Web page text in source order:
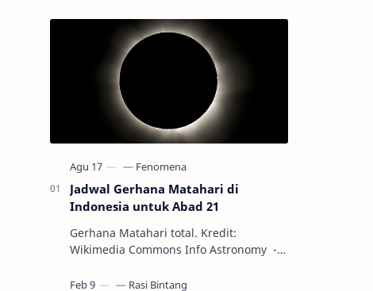
Jadwal Gerhana Matahari di
Indonesia untuk Abad 21
Gerhana Matahari total. Kredit:
Wikimedia Commons Info Astronomy -
gerhana Matahari akan terjadi sebanyak